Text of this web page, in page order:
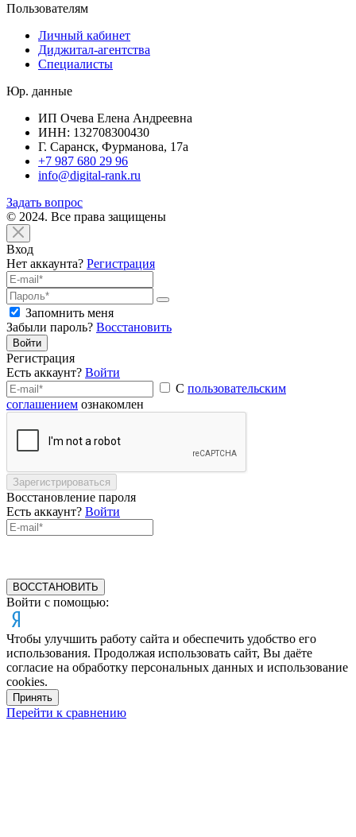
Пользователям
Личный кабинет
Диджитал-агентства
Специалисты
Юр. данные
ИП Очева Елена Андреевна
ИНН: 132708300430
Г. Саранск, Фурманова, 17а
+7 987 680 29 96
info@digital-rank.ru
Задать вопрос
© 2024. Все права защищены
Вход
Нет аккаунта? Регистрация
Запомнить меня
Забыли пароль? Восстановить
Войти
Регистрация
Есть аккаунт? Войти
С пользовательским
соглашением ознакомлен
Зарегистрироваться
Восстановление пароля
Есть аккаунт? Войти
ВОССТАНОВИТЬ
Войти с помощью:
Чтобы улучшить работу сайта и обеспечить удобство его
использования. Продолжая использовать сайт, Вы даёте
согласие на обработку персональных данных и использование
cookies.
Принять
Перейти к сравнению